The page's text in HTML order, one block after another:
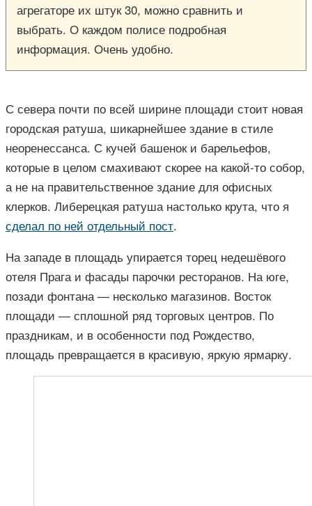
агрегаторе их штук 30, можно сравнить и
выбрать. О каждом полисе подробная
информация. Очень удобно.
С севера почти по всей ширине площади стоит новая
городская ратуша, шикарнейшее здание в стиле
неоренессанса. С кучей башенок и барельефов,
которые в целом смахивают скорее на какой-то собор,
а не на правительственное здание для офисных
клерков. Либерецкая ратуша настолько крута, что я
сделал по ней отдельный пост.
На западе в площадь упирается торец недешёвого
отеля Прага и фасады парочки ресторанов. На юге,
позади фонтана — несколько магазинов. Восток
площади — сплошной ряд торговых центров. По
праздникам, и в особенности под Рождество,
площадь превращается в красивую, яркую ярмарку.